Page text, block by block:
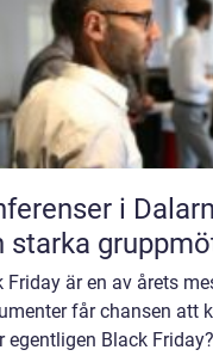
i
starka
Friday är en av årets
får chansen att
egentligen Black